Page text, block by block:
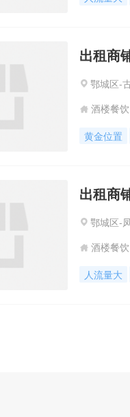
出租商
鄂城区-
酒楼餐饮
黄金位置
出租商
鄂城区-
酒楼餐饮
人流量大